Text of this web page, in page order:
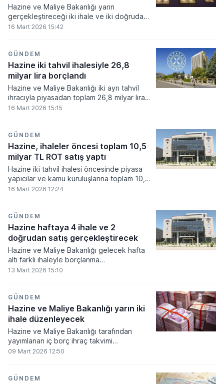
Hazine ve Maliye Bakanlığı yarın
gerçekleştireceği iki ihale ve iki doğrudan
satış ile iç borçlanma adımlarını
edilirken, altın tahvili ve altına dayalı kira
sertifikaları da yatırımcılara sunulacak.
16 Mart 2026 15:42
GÜNDEM
Hazine iki tahvil ihalesiyle 26,8
milyar lira borçlandı
Hazine ve Maliye Bakanlığı iki ayrı tahvil
ihracıyla piyasadan toplam 26,8 milyar lira
borçlandı. Beş ve sekiz yıl vadeli sabit
ihale rakamları birleşerek hazine
portföyüne aktarıldı.
16 Mart 2026 15:15
GÜNDEM
Hazine, ihaleler öncesi toplam 10,5
milyar TL ROT satış yaptı
Hazine iki tahvil ihalesi öncesinde piyasa
yapıcılar ve kamu kuruluşlarına toplam 10,5
milyar TL tutarında satış yaptı. Sabit
TL'lik kısmı piyasa yapıcılara, 6 milyar TL'lik
kısmı ise kamu kurumlarına ayrıldı.
16 Mart 2026 12:24
GÜNDEM
Hazine haftaya 4 ihale ve 2
doğrudan satış gerçekleştirecek
Hazine ve Maliye Bakanlığı gelecek hafta
altı farklı ihaleyle borçlanma
gerçekleştirecek. Yayınlanan takvime göre
yönetecek.
13 Mart 2026 15:10
GÜNDEM
Hazine ve Maliye Bakanlığı yarın iki
ihale düzenleyecek
Hazine ve Maliye Bakanlığı tarafından
yayımlanan iç borç ihraç takvimi
doğrultusunda yarın iki farklı devlet
09 Mart 2026 12:50
GÜNDEM